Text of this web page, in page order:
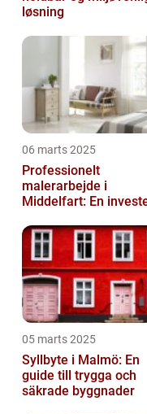
løsning
06 marts 2025
Professionelt
malerarbejde i
Middelfart: En
05 marts 2025
Syllbyte i Malmö: En
guide till trygga och
säkrade byggnader